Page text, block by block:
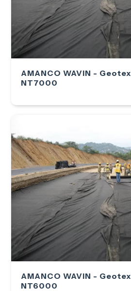
AMANCO WAVIN -
NT7000
AMANCO WAVIN -
NT6000